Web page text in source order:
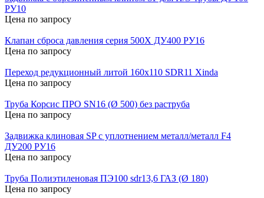
РУ10
Цена по запросу
Клапан сброса давления серия 500Х ДУ400 РУ16
Цена по запросу
Переход редукционный литой 160х110 SDR11 Xinda
Цена по запросу
Труба Корсис ПРО SN16 (Ø 500) без раструба
Цена по запросу
Задвижка клиновая SP с уплотнением металл/металл F4
ДУ200 РУ16
Цена по запросу
Труба Полиэтиленовая ПЭ100 sdr13,6 ГАЗ (Ø 180)
Цена по запросу